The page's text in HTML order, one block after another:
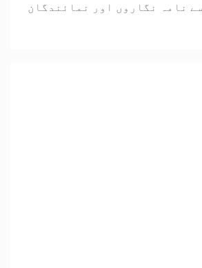
نامہ نگاروں اور نمائندگان